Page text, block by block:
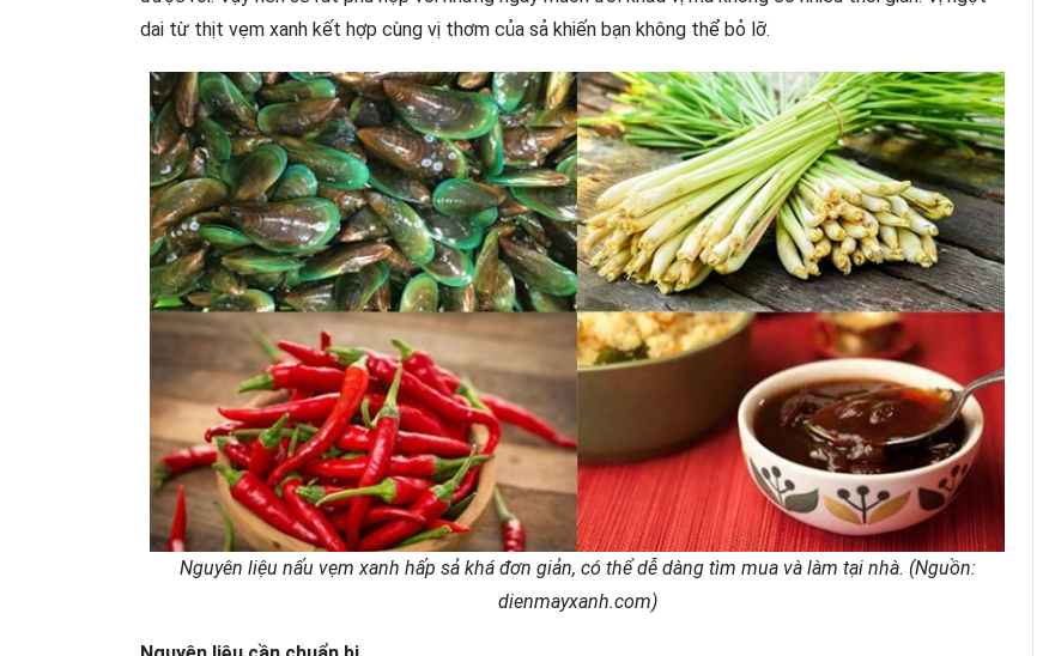
dai từ thịt vẹm xanh kết hợp cùng vị thơm của sả khiến bạn không thể bỏ lỡ.
Nguyên liệu nấu vẹm xanh hấp sả khá đơn giản, có thể dễ dàng tìm mua và làm tại nhà. (Nguồn:
dienmayxanh.com)